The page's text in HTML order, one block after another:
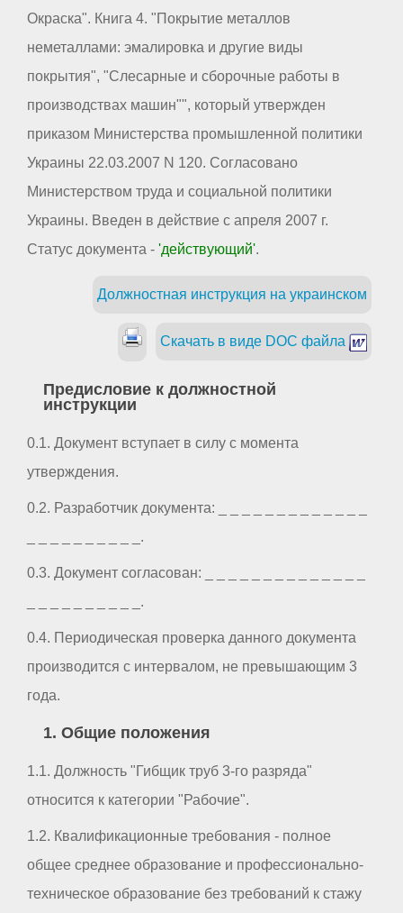
Окраска". Книга 4. "Покрытие металлов
неметаллами: эмалировка и другие виды
покрытия", "Слесарные и сборочные работы в
производствах машин"", который утвержден
приказом Министерства промышленной политики
Украины 22.03.2007 N 120. Согласовано
Министерством труда и социальной политики
Украины. Введен в действие с апреля 2007 г.
Статус документа - 'действующий'.
Должностная инструкция на украинском
Скачать в виде DOC файла
Предисловие к должностной
инструкции
0.1. Документ вступает в силу с момента
утверждения.
0.2. Разработчик документа: _ _ _ _ _ _ _ _ _ _ _ _ _
_ _ _ _ _ _ _ _ _ _.
0.3. Документ согласован: _ _ _ _ _ _ _ _ _ _ _ _ _ _
_ _ _ _ _ _ _ _ _ _.
0.4. Периодическая проверка данного документа
производится с интервалом, не превышающим 3
года.
1. Общие положения
1.1. Должность "Гибщик труб 3-го разряда"
относится к категории "Рабочие".
1.2. Квалификационные требования - полное
общее среднее образование и профессионально-
техническое образование без требований к стажу